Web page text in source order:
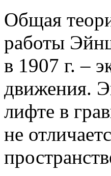
Общая
работы
в 1907 г. –
движения.
лифте в
не